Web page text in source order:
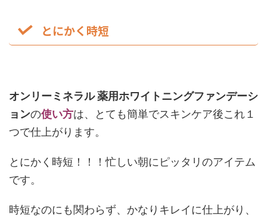
とにかく時短
オンリーミネラル 薬用ホワイトニングファンデーシ
ョンの使い方は、とても簡単でスキンケア後これ１
つで仕上がります。
とにかく時短！！！忙しい朝にピッタリのアイテム
です。
時短なのにも関わらず、かなりキレイに仕上がり、